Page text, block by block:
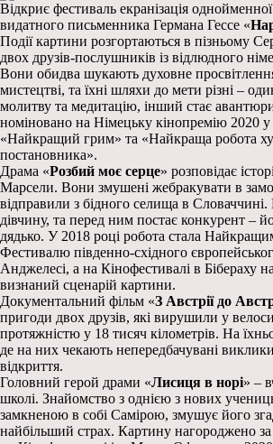
Відкриє фестиваль екранізація однойменної
видатного письменника Германа Гессе «
Події картини розгортаються в пізньому
двох друзів-послушників із відлюдного
Вони обидва шукають духовне
мистецтві, та їхні шляхи до мети різні –
молитву та медитацію, інший стає
номіновано на Німецьку кінопремію 2020 у
«Найкращий грим» та «Найкраща робота
постановника».
Драма «Розбий моє серце» розповідає
Марсели. Вони змушені жебракувати в
відправили з бідного селища в Словаччині.
дівчину, та перед ним постає конкурент –
дядько. У 2018 році робота стала
Фестивалю південно-східного
Анджелесі, а на Кінофестивалі в Бібераху
визнаний сценарій картини.
Документальний фільм «З Австрії до
пригоди двох друзів, які вирушили у
протяжністю у 18 тисяч кілометрів. На
де на них чекають непередбачувані
відкриття.
Головний герой драми «Лисиця в норі» –
школі. Знайомство з однією з нових
замкненою в собі Самірою, змушує його
найбільший страх. Картину нагороджено